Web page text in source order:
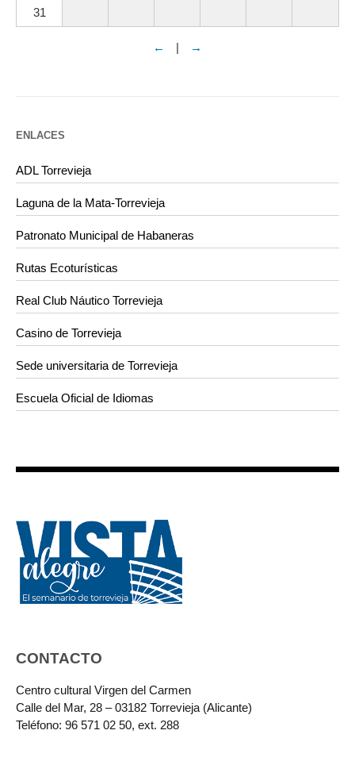
31
← | →
ENLACES
ADL Torrevieja
Laguna de la Mata-Torrevieja
Patronato Municipal de Habaneras
Rutas Ecoturísticas
Real Club Náutico Torrevieja
Casino de Torrevieja
Sede universitaria de Torrevieja
Escuela Oficial de Idiomas
CONTACTO
Centro cultural Virgen del Carmen
Calle del Mar, 28 – 03182 Torrevieja (Alicante)
Teléfono: 96 571 02 50, ext. 288